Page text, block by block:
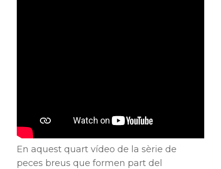
En aquest quart vídeo de la sèrie de
peces breus que formen part del